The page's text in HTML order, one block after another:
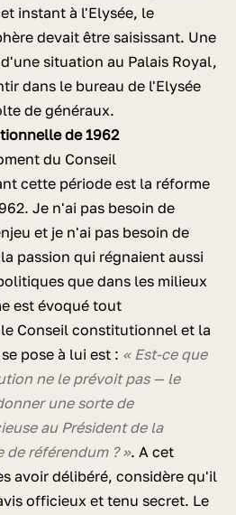
instant à l'Elysée, le
devait être saisissant. Une
situation au Palais Royal,
dans le bureau de l'Elysée
de généraux.
de 1962
du Conseil
cette période est la réforme
Je n'ai pas besoin de
et je n'ai pas besoin de
passion qui régnaient aussi
que dans les milieux
est évoqué tout
Conseil constitutionnel et la
pose à lui est : « Est-ce que
ne le prévoit pas — le
une sorte de
au Président de la
de référendum ? ». A cet
avoir délibéré, considère qu'il
officieux et tenu secret. Le